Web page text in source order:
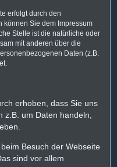
erfolgt durch den
können Sie dem Impressum
Stelle ist die natürliche oder
mit anderen über die
Daten (z.B.
erhoben, dass Sie uns
z.B. um Daten handeln,
Besuch der Webseite
sind vor allem